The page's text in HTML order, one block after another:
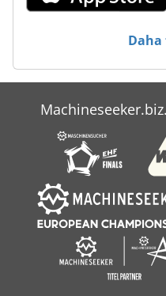
Tripan Araç Sahipleri
Çalışma Araç
Çalışırken Araçları